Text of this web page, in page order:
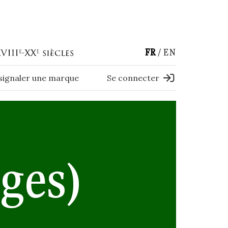
FR EN
une marque Se connecter